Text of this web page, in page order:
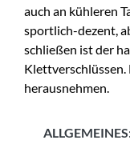
auch an kühleren
sportlich-dezent,
schließen ist der
Klettverschlüssen.
herausnehmen.